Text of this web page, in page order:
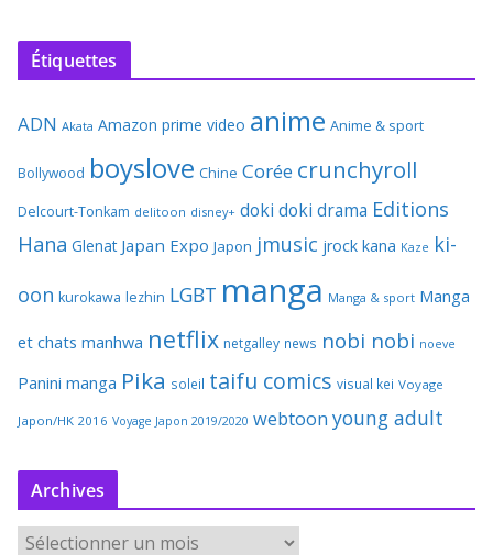
Étiquettes
ADN Akata Amazon prime video anime Anime & sport
Bollywood boyslove Chine Corée crunchyroll
Delcourt-Tonkam delitoon disney+ doki doki drama Editions
Hana Glenat Japan Expo Japon jmusic jrock kana Kaze ki-
oon kurokawa lezhin LGBT manga Manga & sport Manga
et chats manhwa netflix netgalley news nobi nobi noeve
Panini manga Pika soleil taifu comics visual kei Voyage
Japon/HK 2016 Voyage Japon 2019/2020 webtoon young adult
Archives